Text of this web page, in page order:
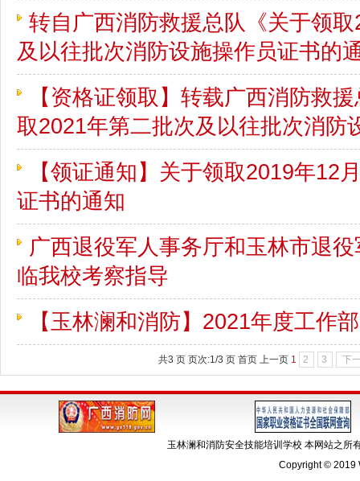
转自广西消防救援总队《关于领
及以往批次消防设施操作员证书的
【资格证领取】转载广西消防救
取2021年第二批次及以往批次消防
【领证通知】关于领取2019年12
证书的通知
广西退役军人事务厅和玉林市退
临我校考察指导
【玉林澜和消防】2021年度工作
共3 页 页次:1/3 页 首页 上一页 1 2 3 下
玉林澜和消防安全技能培训学校 本网站之
Copyright © 2019